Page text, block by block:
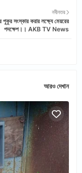
নবীনতর
পুকুর সংস্কার করার লক্ষ্যে মেয়রের
পদক্ষেপ।। AKB TV News
আরও দেখান